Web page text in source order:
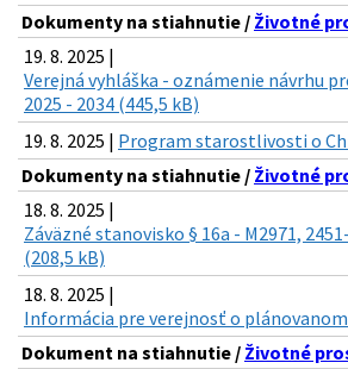
Dokumenty na stiahnutie / Životné
19. 8. 2025 |
Verejná vyhláška - oznámenie návrhu
2025 - 2034 (445,5 kB)
19. 8. 2025 | Program starostlivosti o
Dokumenty na stiahnutie / Životné
18. 8. 2025 |
Záväzné stanovisko § 16a - M2971,
(208,5 kB)
18. 8. 2025 |
Informácia pre verejnosť o plánovanom
Dokument na stiahnutie / Životné